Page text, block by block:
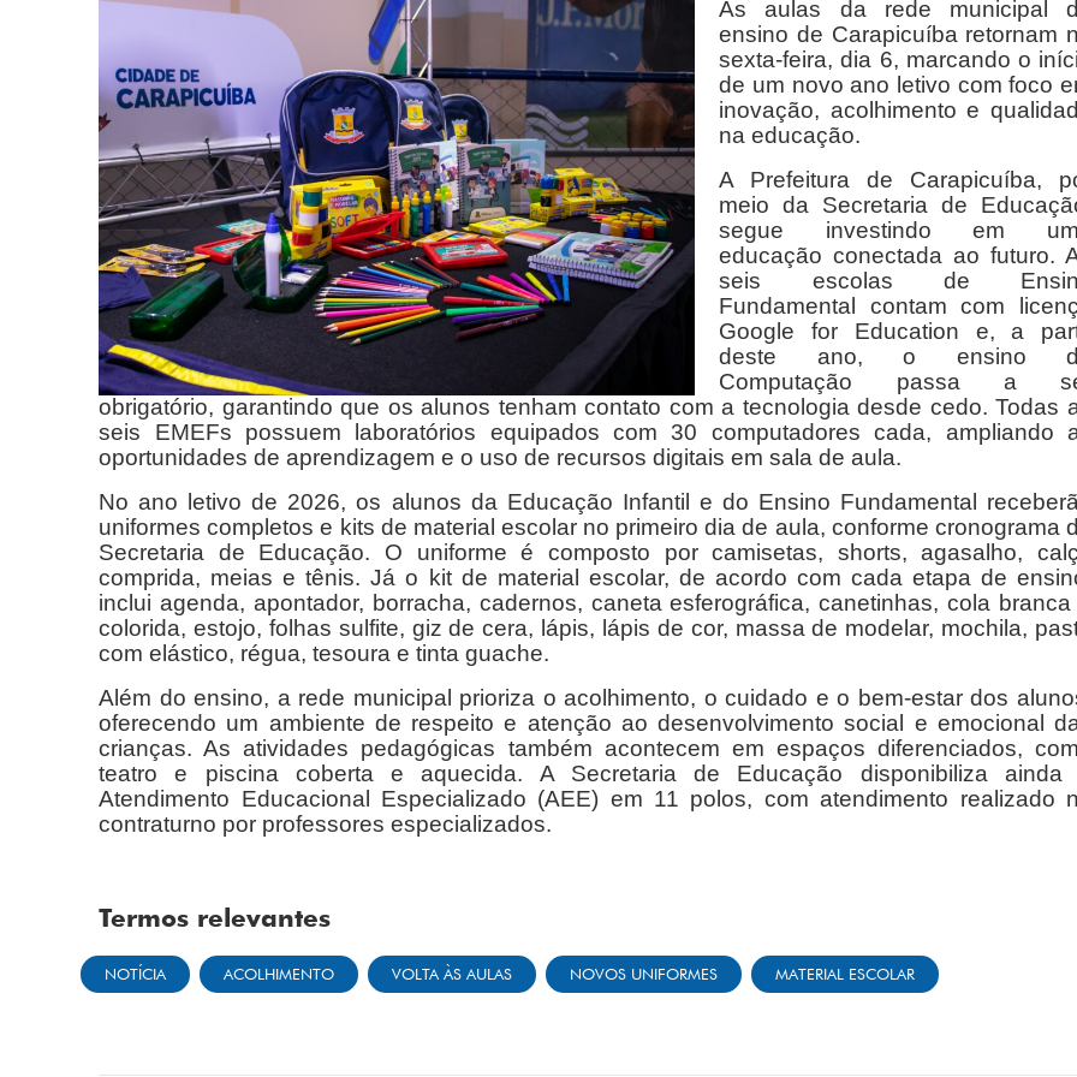
As aulas da rede municipal
ensino de Carapicuíba retornam
sexta-feira, dia 6, marcando o
de um novo ano letivo com foco
inovação, acolhimento e
na educação.
A Prefeitura de Carapicuíba,
meio da Secretaria de
segue investindo em
educação conectada ao futuro.
seis escolas de
Fundamental contam com
Google for Education e, a
deste ano, o ensino
Computação passa a
obrigatório, garantindo que os alunos tenham contato com a tecnologia desde cedo. Todas
seis EMEFs possuem laboratórios equipados com 30 computadores cada, ampliando
oportunidades de aprendizagem e o uso de recursos digitais em sala de aula.
No ano letivo de 2026, os alunos da Educação Infantil e do Ensino Fundamental
uniformes completos e kits de material escolar no primeiro dia de aula, conforme cronograma
Secretaria de Educação. O uniforme é composto por camisetas, shorts, agasalho,
comprida, meias e tênis. Já o kit de material escolar, de acordo com cada etapa de
inclui agenda, apontador, borracha, cadernos, caneta esferográfica, canetinhas, cola
colorida, estojo, folhas sulfite, giz de cera, lápis, lápis de cor, massa de modelar, mochila,
com elástico, régua, tesoura e tinta guache.
Além do ensino, a rede municipal prioriza o acolhimento, o cuidado e o bem-estar dos
oferecendo um ambiente de respeito e atenção ao desenvolvimento social e emocional
crianças. As atividades pedagógicas também acontecem em espaços diferenciados,
teatro e piscina coberta e aquecida. A Secretaria de Educação disponibiliza ainda
Atendimento Educacional Especializado (AEE) em 11 polos, com atendimento realizado
contraturno por professores especializados.
Termos relevantes
NOTÍCIA ACOLHIMENTO VOLTA ÀS AULAS NOVOS UNIFORMES MATERIAL ESCOLAR